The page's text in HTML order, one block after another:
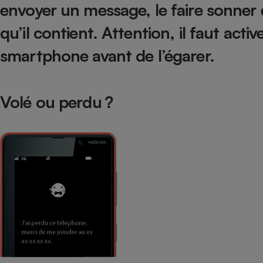
envoyer un message, le faire
qu’il contient. Attention, il faut
smartphone avant de l’égarer.
Volé ou perdu ?
Complément
Gros électroménager
Petit électroménager
Internet
Téléphonie